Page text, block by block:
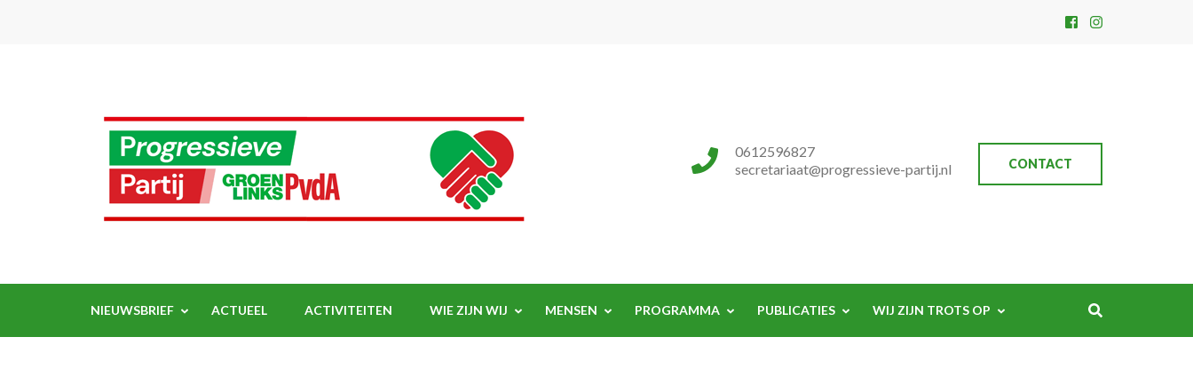
CONTACT
0612596827
secretariaat@progressieve-partij.nl
NIEUWSBRIEF ACTUEEL ACTIVITEITEN WIE ZIJN WIJ MENSEN PROGRAMMA PUBLICATIES WIJ ZIJN TROTS OP